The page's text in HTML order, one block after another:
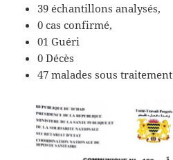
39 échantillons analysés,
0 cas confirmé,
01 Guéri
0 Décès
47 malades sous traitement